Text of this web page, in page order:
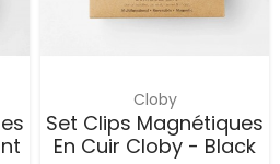
Cloby
Set Clips Magnétiques
En Cuir Cloby - Black